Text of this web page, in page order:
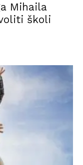
Mihaila
školi